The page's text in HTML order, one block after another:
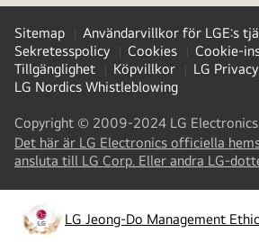
Sitemap
Användarvillkor för LGE:s
Sekretesspolicy
Cookies
Cookie-
Tillgänglighet
Köpvillkor
LG Privacy
LG Nordics Whistleblowing
Copyright © 2009-2024 LG
Det här är LG Electronics officiella
ansluta till LG Corp. Eller andra LG-
LG Jeong-Do Management
opens